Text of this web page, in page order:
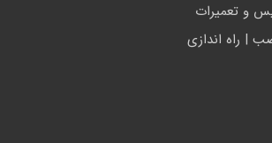
و تعمیرات
| راه اندازی